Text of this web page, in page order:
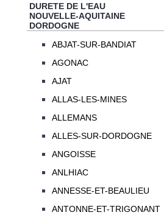
DURETE DE L'EAU
NOUVELLE-AQUITAINE
DORDOGNE
ABJAT-SUR-BANDIAT
AGONAC
AJAT
ALLAS-LES-MINES
ALLEMANS
ALLES-SUR-DORDOGNE
ANGOISSE
ANLHIAC
ANNESSE-ET-BEAULIEU
ANTONNE-ET-TRIGONANT